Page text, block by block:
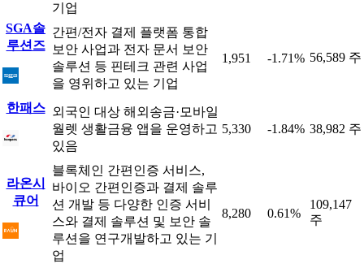
기업
SGA솔
루션즈
간편/전자 결제 플랫폼 통합
보안 사업과 전자 문서 보안
솔루션 등 핀테크 관련 사업
을 영위하고 있는 기업
1,951 -1.71% 56,589 주
한패스 외국인 대상 해외송금·모바일
월렛 생활금융 앱을 운영하고
있음
5,330 -1.84% 38,982 주
라온시
큐어
블록체인 간편인증 서비스,
바이오 간편인증과 결제 솔루
션 개발 등 다양한 인증 서비
스와 결제 솔루션 및 보안 솔
루션을 연구개발하고 있는 기
업
8,280 0.61%
109,147
주